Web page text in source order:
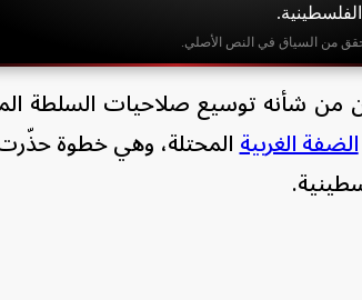
من السياق في النص الأصلي.
من شأنه توسيع صلاحيات السلطة
الضفة الغربيةالمحتلة، وهي خطوة